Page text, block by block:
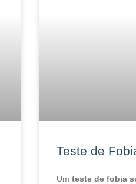
Teste de
Um teste de fobia